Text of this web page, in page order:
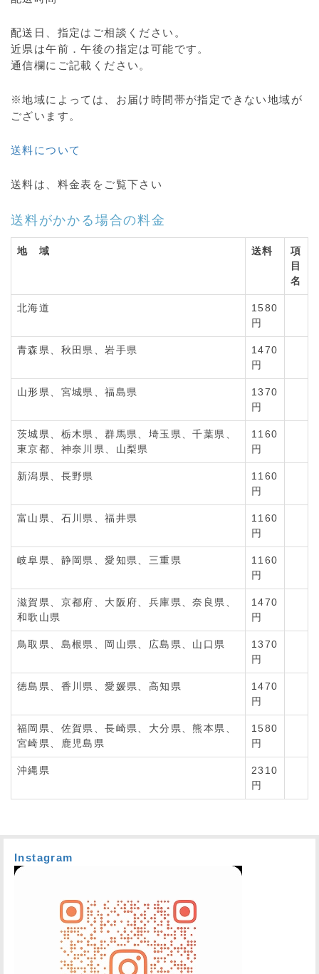
配送日、指定はご相談ください。
近県は午前．午後の指定は可能です。
通信欄にご記載ください。
※地域によっては、お届け時間帯が指定できない地域が
ございます。
送料について
送料は、料金表をご覧下さい
送料がかかる場合の料金
地 域 送料
項
目
名
北海道
1580
円
青森県、秋田県、岩手県
1470
円
山形県、宮城県、福島県
1370
円
茨城県、栃木県、群馬県、埼玉県、千葉県、
東京都、神奈川県、山梨県
1160
円
新潟県、長野県
1160
円
富山県、石川県、福井県
1160
円
岐阜県、静岡県、愛知県、三重県
1160
円
滋賀県、京都府、大阪府、兵庫県、奈良県、
和歌山県
1470
円
鳥取県、島根県、岡山県、広島県、山口県
1370
円
徳島県、香川県、愛媛県、高知県
1470
円
福岡県、佐賀県、長崎県、大分県、熊本県、
宮崎県、鹿児島県
1580
円
沖縄県
2310
円
Instagram